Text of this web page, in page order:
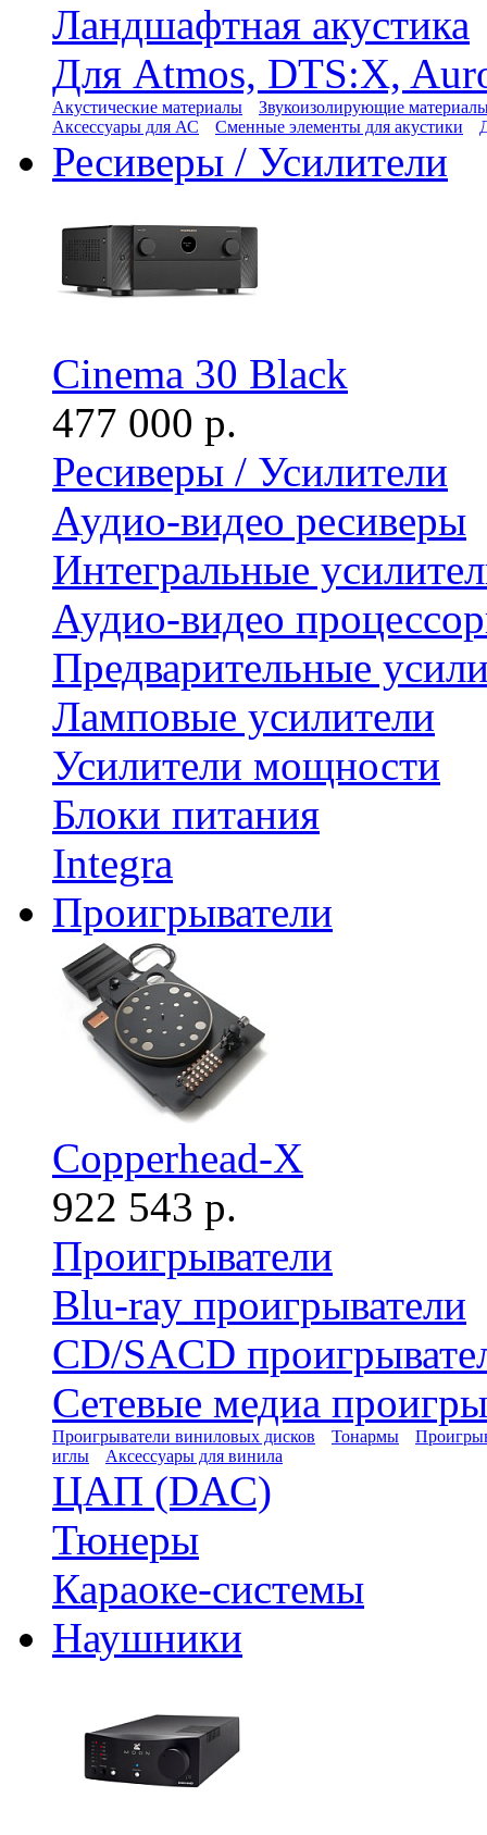
Ландшафтная акустика
Для Atmos, DTS:X,
Акустические материалы
Звукоизолирующие
Аксессуары для АС
Сменные элементы для акустики
Ресиверы / Усилители
Cinema 30 Black
477 000 р.
Ресиверы / Усилители
Аудио-видео ресиверы
Интегральные
Аудио-видео
Предварительные
Ламповые усилители
Усилители мощности
Блоки питания
Integra
Проигрыватели
Copperhead-X
922 543 р.
Проигрыватели
Blu-ray проигрыватели
CD/SACD
Сетевые медиа
Проигрыватели виниловых дисков Тонармы
иглы
Аксессуары для винила
ЦАП (DAC)
Тюнеры
Караоке-системы
Наушники